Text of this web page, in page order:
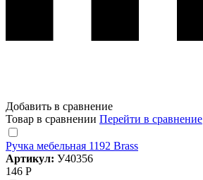
Добавить в сравнение
Товар в сравнении Перейти в сравнение
Ручка мебельная 1192 Brass
Артикул: У40356
146 Р